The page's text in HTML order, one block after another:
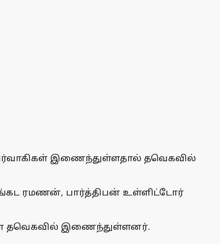
இணைந்துள்ளதால் தவெகவில்
ரமணன், பார்த்திபன் உள்ளிட்டோர்
தவெகவில் இணைந்துள்ளனர்.